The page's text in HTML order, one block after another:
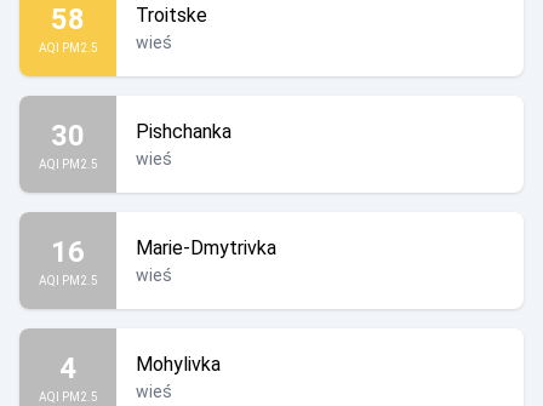
58
AQI PM2.5
Troitske
wieś
30
AQI PM2.5
Pishchanka
wieś
16
AQI PM2.5
Marie-Dmytrivka
wieś
4
AQI PM2.5
Mohylivka
wieś